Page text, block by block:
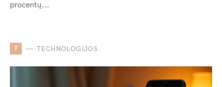
procentų,…
T TECHNOLOGIJOS